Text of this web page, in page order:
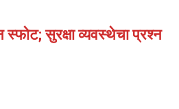
स्फोट; सुरक्षा व्यवस्थेचा प्रश्न